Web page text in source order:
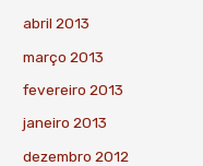
abril 2013
março 2013
fevereiro 2013
janeiro 2013
dezembro 2012